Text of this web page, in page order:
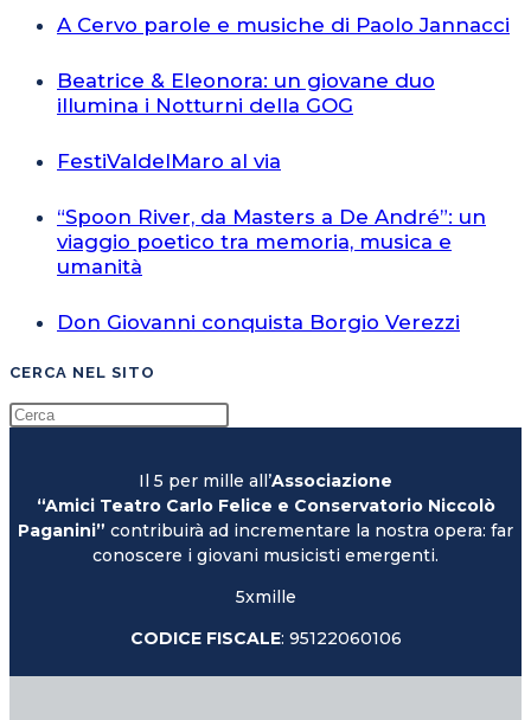
A Cervo parole e musiche di Paolo Jannacci
Beatrice & Eleonora: un giovane duo
illumina i Notturni della GOG
FestiValdelMaro al via
“Spoon River, da Masters a De André”: un
viaggio poetico tra memoria, musica e
umanità
Don Giovanni conquista Borgio Verezzi
CERCA NEL SITO
Il 5 per mille all’Associazione
“Amici Teatro Carlo Felice e Conservatorio Niccolò
Paganini” contribuirà ad incrementare la nostra opera: far
conoscere i giovani musicisti emergenti.
5xmille
CODICE FISCALE: 95122060106